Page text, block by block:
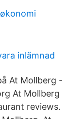
inlämnad
At Mollberg -
At Mollberg
reviews.